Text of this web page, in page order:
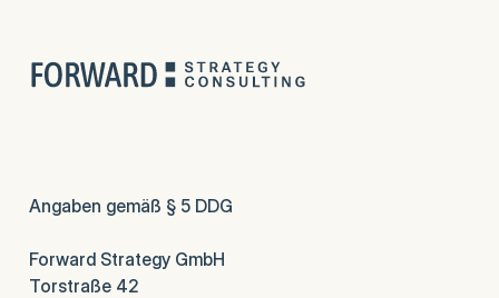
Angaben gemäß § 5 DDG
Forward Strategy GmbH
Torstraße 42